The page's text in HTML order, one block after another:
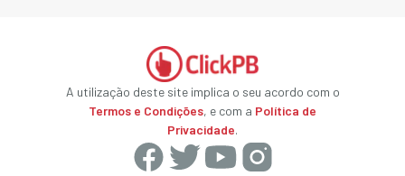
A utilização deste site implica o seu acordo com o
Termos e Condições, e com a Política de
Privacidade.